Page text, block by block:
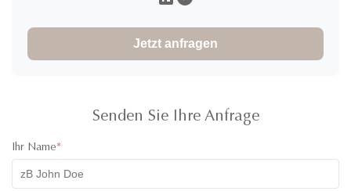
Jetzt anfragen
Senden Sie Ihre Anfrage
Ihr Name*